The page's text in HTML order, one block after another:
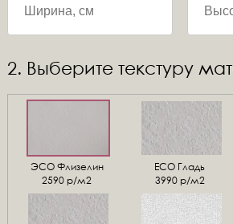
2. Выберите текстуру
ЭСО Флизелин
2590 р/м2
ЕСО Гладь
3990 р/м2